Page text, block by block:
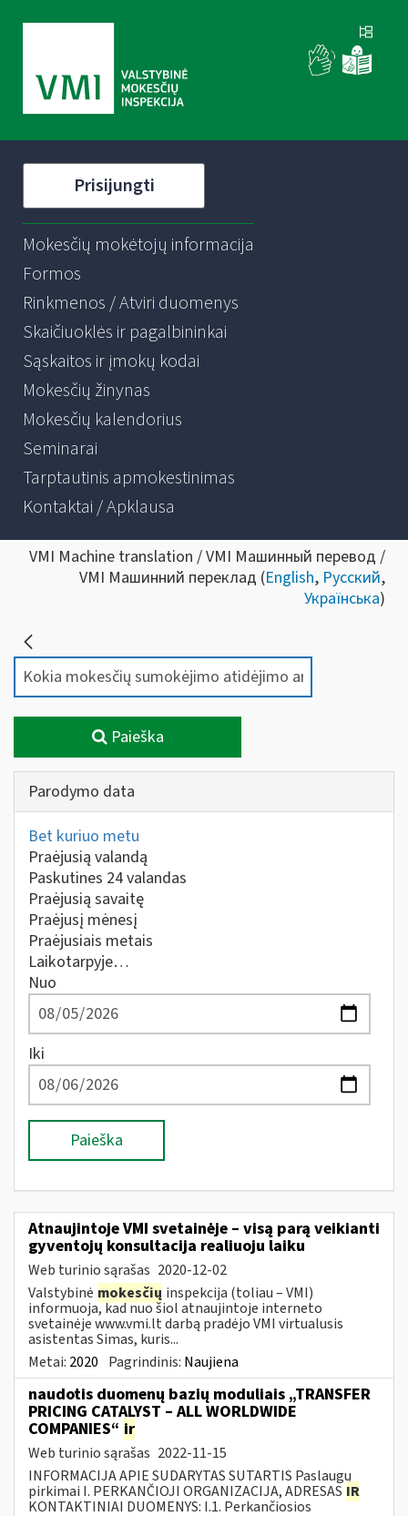
Prisijungti
Mokesčių mokėtojų informacija
Formos
Rinkmenos / Atviri duomenys
Skaičiuoklės ir pagalbininkai
Sąskaitos ir įmokų kodai
Mokesčių žinynas
Mokesčių kalendorius
Seminarai
Tarptautinis apmokestinimas
Kontaktai / Apklausa
VMI Machine translation / VMI Машинный перевод /
VMI Машинний переклад (English, Русский,
Українська)
Paieška
Parodymo data
Bet kuriuo metu
Praėjusią valandą
Paskutines 24 valandas
Praėjusią savaitę
Praėjusį mėnesį
Praėjusiais metais
Laikotarpyje…
Nuo
Iki
Paieška
Atnaujintoje VMI svetainėje – visą parą veikianti
gyventojų konsultacija realiuoju laiku
Web turinio sąrašas 2020-12-02
Valstybinė mokesčių inspekcija (toliau – VMI)
informuoja, kad nuo šiol atnaujintoje interneto
svetainėje www.vmi.lt darbą pradėjo VMI virtualusis
asistentas Simas, kuris...
Metai: 2020 Pagrindinis: Naujiena
naudotis duomenų bazių moduliais „TRANSFER
PRICING CATALYST – ALL WORLDWIDE
COMPANIES“ ir
Web turinio sąrašas 2022-11-15
INFORMACIJA APIE SUDARYTAS SUTARTIS Paslaugų
pirkimai I. PERKANČIOJI ORGANIZACIJA, ADRESAS IR
KONTAKTINIAI DUOMENYS: I.1. Perkančiosios